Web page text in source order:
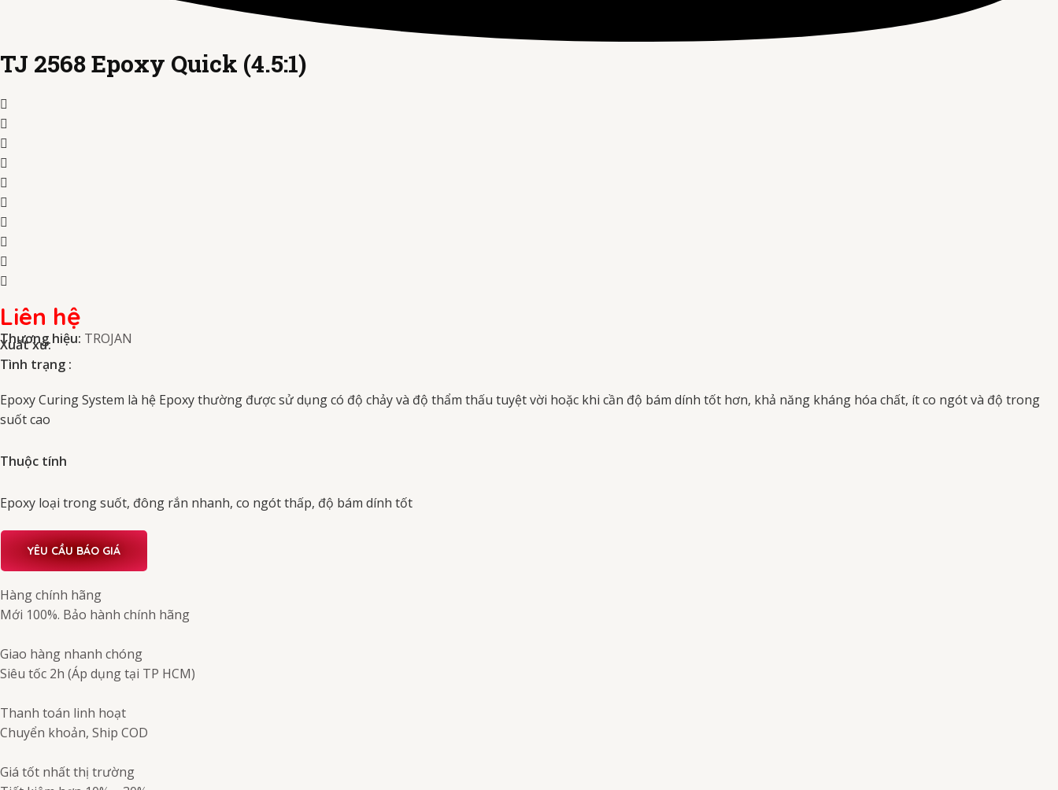
TJ 2568 Epoxy Quick (4.5:1)
Liên hệ
Thương hiệu: TROJAN
Xuất xứ:
Tình trạng :
Epoxy Curing System là hệ Epoxy thường được sử dụng có độ chảy và độ thẩm thấu tuyệt vời hoặc khi cần độ bám dính tốt hơn, khả năng kháng hóa chất, ít co ngót và độ trong
suốt cao
Thuộc tính
Epoxy loại trong suốt, đông rắn nhanh, co ngót thấp, độ bám dính tốt
YÊU CẦU BÁO GIÁ
Hàng chính hãng
Mới 100%. Bảo hành chính hãng
Giao hàng nhanh chóng
Siêu tốc 2h (Áp dụng tại TP HCM)
Thanh toán linh hoạt
Chuyển khoản, Ship COD
Giá tốt nhất thị trường